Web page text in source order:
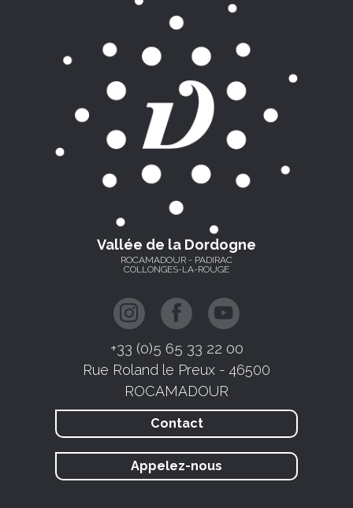
Vallée de la Dordogne
ROCAMADOUR - PADIRAC
COLLONGES-LA-ROUGE
+33 (0)5 65 33 22 00
Rue Roland le Preux - 46500
ROCAMADOUR
Contact
Appelez-nous